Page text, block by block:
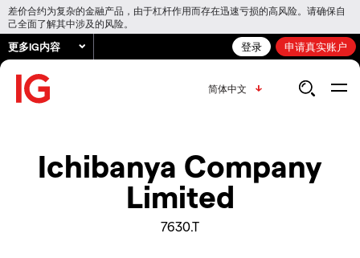
差价合约为复杂的金融产品，由于杠杆作用而存在迅速亏损的高风险。请确保自
己全面了解其中涉及的风险。
更多IG内容 登录 申请真实账户
简体中文
Ichibanya Company
Limited
7630.T